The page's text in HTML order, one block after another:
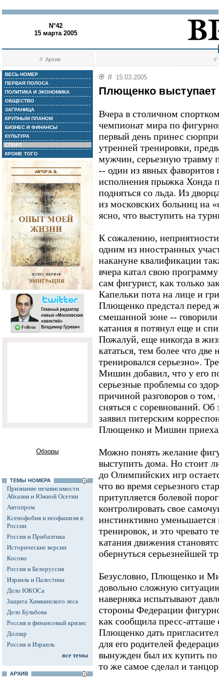
N°42
15 марта 2005
//Архив //
ВЕСЬ НОМЕР
ПЕРВАЯ ПОЛОСА
ПОЛИТИКА И ЭКОНОМИКА
ОБЩЕСТВО
ЗАГРАНИЦА
КРУПНЫМ ПЛАНОМ
БИЗНЕС И ФИНАНСЫ
КУЛЬТУРА
СПОРТ
КРОМЕ ТОГО
Обзоры
ТЕМЫ НОМЕРА
Признание независимости
Абхазии и Южной Осетии
Автопром
Ксенофобия и неофашизм в
России
Россия и Прибалтика
Исторические версии
Косово
Россия и Белоруссия
Израиль и Палестина
Дело ЮКОСа
Защита Химкинского леса
Дело Бульбова
Россия и финансовый кризис
Доллар
Россия и Израиль
все темы
АРХИВ
// 15.03.2005
Плющенко выступает
Вчера в столичном
чемпионат мира по
первый день принес
утренней тренировки,
мужчин, серьезную травму
-- один из явных фаворитов
исполнения прыжка Хонда
подняться со льда. Из
из московских больниц на
ясно, что выступить на
К сожалению,
одним из иностранных
накануне квалификации
вчера катал свою
сам фигурист, как только
Капельки пота на лице и
Плющенко предстал перед
смешанной зоне --
катания я потянул еще и
Пожалуй, еще никогда в
кататься, тем более что
тренировался серьезно».
Мишин добавил, что у его
серьезные проблемы со
причиной разговоров о
сняться с соревнований.
заявил питерским
Плющенко и Мишин
Можно понять желание
выступить дома. Но стоит
до Олимпийских игр
что во время серьезного
притупляется болевой
контролировать свое
инстинктивно уменьшается
тренировок, и это чревато
катания движения
обернуться серьезнейшей
Безусловно, Плющенко и
довольно сложную
наверняка испытывают
стороны Федерации
как сообщила пресс-атташе
Плющенко дать
для его родителей
вынужден был их купить по
то же самое сделал и